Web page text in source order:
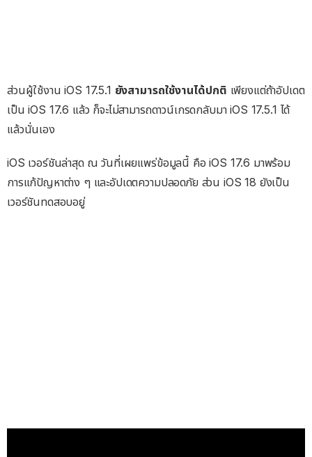
ส่วนผู้ใช้งาน iOS 17.5.1 ยังสามารถใช้งานได้ปกติ เพียงแต่ถ้าอัปเดต
เป็น iOS 17.6 แล้ว ก็จะไม่สามารถดาวน์เกรดกลับมา iOS 17.5.1 ได้
แล้วนั่นเอง
iOS เวอร์ชันล่าสุด ณ วันที่เผยแพร่ข้อมูลนี้ คือ iOS 17.6 มาพร้อม
การแก้ปัญหาต่าง ๆ และอัปเดตความปลอดภัย ส่วน iOS 18 ยังเป็น
เวอร์ชันทดสอบอยู่